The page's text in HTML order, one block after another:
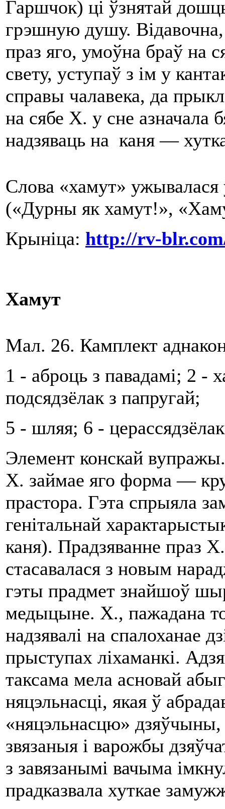
Гаршчок) цi ўзнятай
грэшную душу. Відавочна,
праз яго, умоўна браў на
свету, уступаў з iм у
справы чалавека, да
на сябе Х. у сне азначала
надзяваць на каня —
Слова «хамут» ужывалася
(«Дурны як хамут!»,
Крыніца: http://rv-
Хамут
Мал. 26. Камплект
1 - аброць з павадамі; 2 -
подсядзёлак з папругай;
5 - шляя; 6 -
Элемент конскай
Х. займае яго форма —
прастора. Гэта спрыяла
генiтальнай
каня). Прадзяванне праз
стасавалася з новым
гэты прадмет знайшоў
медыцыне. Х., пажадана
надзявалi на спалоханае
прыступах лiхаманкi.
таксама мела асновай
няцэльнасцi, якая ў
«няцэльнасцю»
звязаныя i варожбы
з завязанымi вачыма
прадказвала хуткае